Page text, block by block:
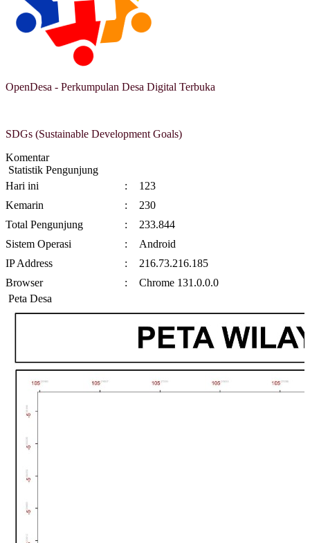
OpenDesa - Perkumpulan Desa Digital Terbuka
SDGs (Sustainable Development Goals)
Komentar
Statistik Pengunjung
Hari ini
:
123
Kemarin
:
230
Total Pengunjung
:
233.844
Sistem Operasi
:
Android
IP Address
:
216.73.216.185
Browser
:
Chrome 131.0.0.0
Peta Desa